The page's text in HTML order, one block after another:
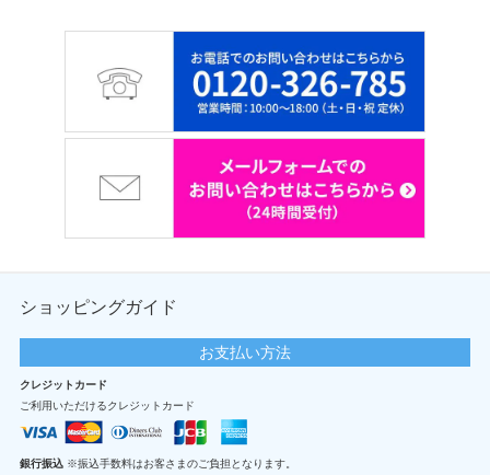
ショッピングガイド
お支払い方法
クレジットカード
ご利用いただけるクレジットカード
銀行振込 ※振込手数料はお客さまのご負担となります。